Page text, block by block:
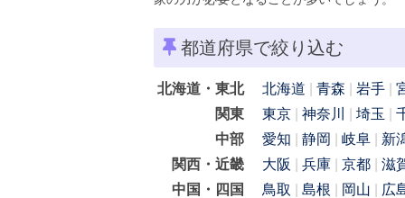
都道府県で絞り込む
北海道・東北 北海道 青森 岩手
関東
東京 神奈川 埼玉
中部
愛知 静岡 岐阜
新
関西・近畿
大阪 兵庫 京都
滋
中国・四国
鳥取 島根 岡山
広